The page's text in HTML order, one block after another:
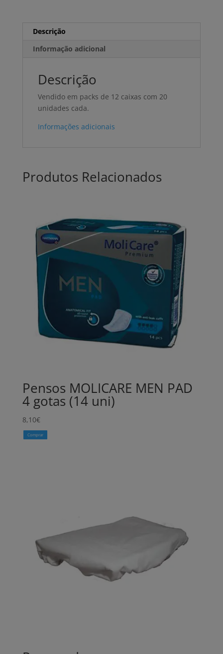
Descrição
Informação adicional
Descrição
Vendido em packs de 12 caixas com 20
unidades cada.
Informações adicionais
Produtos Relacionados
Pensos MOLICARE MEN PAD
4 gotas (14 uni)
8,10€
Comprar